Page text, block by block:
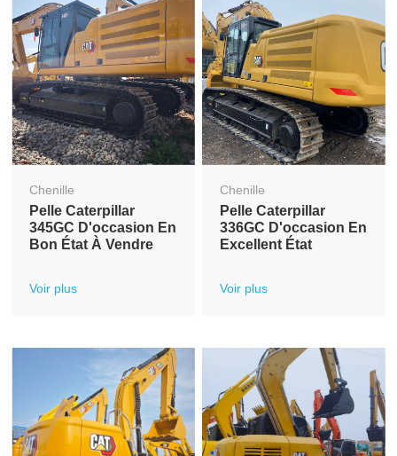
Chenille
Pelle Caterpillar
345GC D'occasion En
Bon État À Vendre
Voir plus
Chenille
Pelle Caterpillar
336GC D'occasion En
Excellent État
Voir plus